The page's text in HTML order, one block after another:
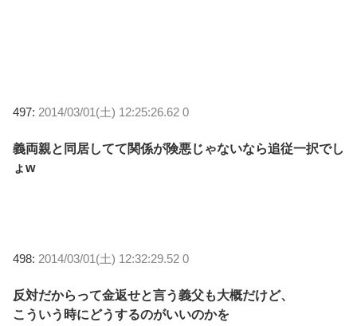
497: 2014/03/01(土) 12:25:26.62 0
義両親と同居してて関係が険悪じゃないなら追従一択でし
ょw
498: 2014/03/01(土) 12:32:29.52 0
反対だからって金返せと言う義父も大概だけど、
こういう時にどうするのがいいのかを